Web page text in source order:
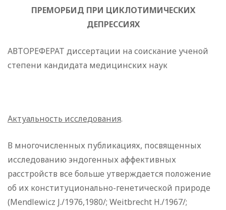
ПРЕМОРБИД ПРИ ЦИКЛОТИМИЧЕСКИХ
ДЕПРЕССИЯХ
АВТОРЕФЕРАТ диссертации на соискание ученой
степени кандидата медицинских наук
Актуальность исследования.
В многочисленных публикациях, посвященных
исследованию эндогенных аффективных
расстройств все больше утверждается положение
об их конституционально-генетической природе
(Mendlewicz J./1976,1980/; Weitbrecht H./1967/;